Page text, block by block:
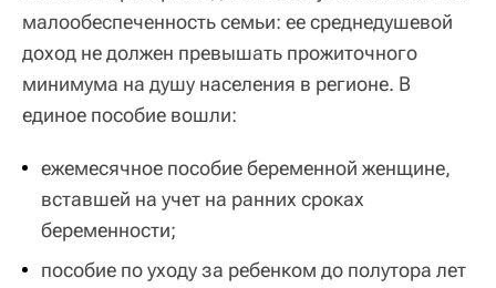
малообеспеченность семьи: ее среднедушевой
доход не должен превышать прожиточного
минимума на душу населения в регионе. В
единое пособие вошли:
ежемесячное пособие беременной женщине,
вставшей на учет на ранних сроках
беременности;
пособие по уходу за ребенком до полутора лет